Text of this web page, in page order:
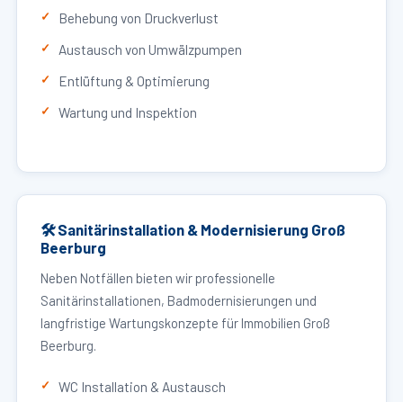
Behebung von Druckverlust
Austausch von Umwälzpumpen
Entlüftung & Optimierung
Wartung und Inspektion
🛠 Sanitärinstallation & Modernisierung Groß
Beerburg
Neben Notfällen bieten wir professionelle
Sanitärinstallationen, Badmodernisierungen und
langfristige Wartungskonzepte für Immobilien Groß
Beerburg.
WC Installation & Austausch